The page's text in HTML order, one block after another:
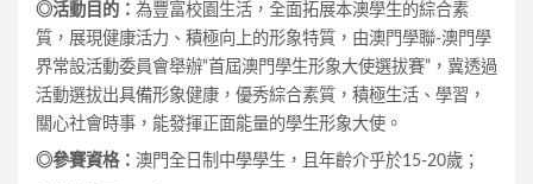
◎活動目的： 為豐富校園生活，全面拓展本澳學生的綜合素
質，展現健康活力、積極向上的形象特質，由澳門學聯-澳門學
界常設活動委員會舉辦“首屆澳門學生形象大使選拔賽”，冀透過
活動選拔出具備形象健康，優秀綜合素質，積極生活、學習，
關心社會時事，能發揮正面能量的學生形象大使。
◎參賽資格： 澳門全日制中學學生，且年齡介乎於15-20歲；